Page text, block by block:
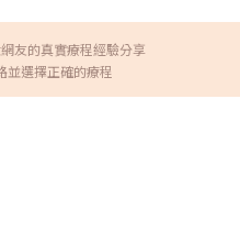
係；孫克嘉醫師則分享麗珠蘭系列
題也提醒消費者，法令紋、嘴邊肉
減弱或皮膚鬆弛有關，並非單純增
，CaHA 結構再生專題進一步將焦
結構填充、細胞外基質再生與臉部
而言，與其急著追逐外泌體、
先釐清自己在意的問題。新技術提
於適應症判斷與整體治療規劃。儀
是設備本身。本屆光電與整形外科
判斷、操作策略與醫療安全，也讓
。在能量治療方面，莊德揚醫師從
引進Picosure755蜂巢皮秒雷射，
情況；同時，鄭黃中宇醫師也會根
秒來做複合式的「進階雙皮秒」療
是黑色素專一度高的755nm波
醫師會知道如何安排正確的皮秒雷
都深有體會；再加上過去多年的急
療程，都必須建立在安全之上，也
友的真實療程經驗分享
並選擇正確的療程